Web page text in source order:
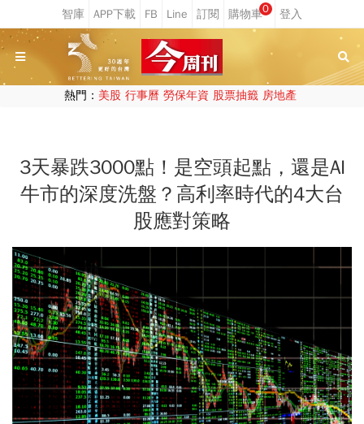
0
熱門： 美股 行事曆 勞保年資 股票抽籤 房地產
3天暴跌3000點！是空頭起點，還是AI
牛市的深度洗盤？高利率時代的4大台
股應對策略